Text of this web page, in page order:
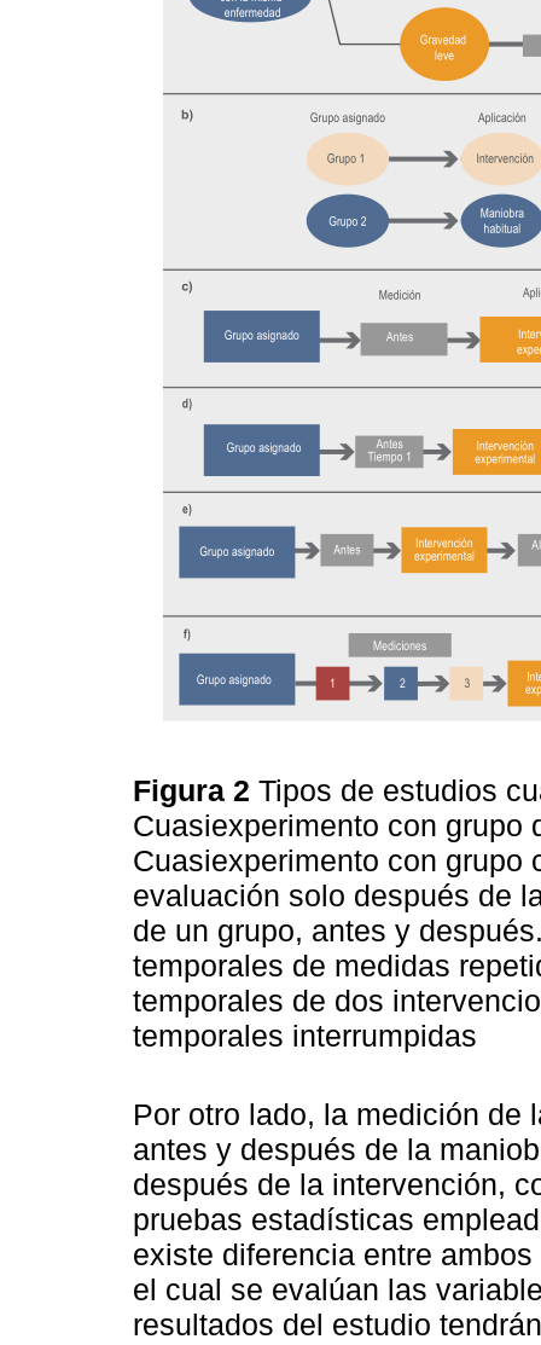
Figura 2 Tipos de estudios
Cuasiexperimento con grupo
Cuasiexperimento con grupo
evaluación solo después de
de un grupo, antes y
temporales de medidas
temporales de dos
temporales interrumpidas
Por otro lado, la medición de
antes y después de la
después de la intervención,
pruebas estadísticas
existe diferencia entre
el cual se evalúan las
resultados del estudio